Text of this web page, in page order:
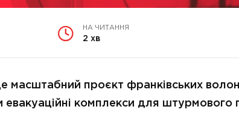
НА ЧИТАННЯ
2 хв
масштабний проєкт франківських
евакуаційні комплекси для штурмового